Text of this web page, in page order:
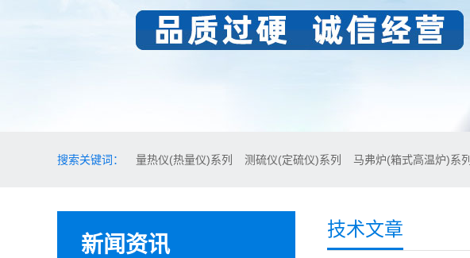
搜索关键词： 量热仪(热量仪)系列 测硫仪(定硫仪)系列 马弗炉(箱式高温炉)系列
新闻资讯
技术文章